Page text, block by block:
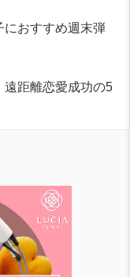
におすすめ週末弾
遠距離恋愛成功の5